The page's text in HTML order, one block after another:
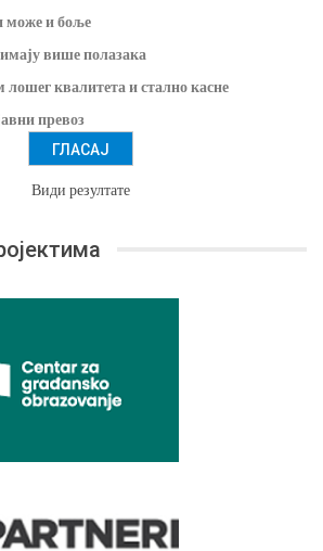
може и боље
више полазака
лошег квалитета и стално касне
превоз
Види резултате